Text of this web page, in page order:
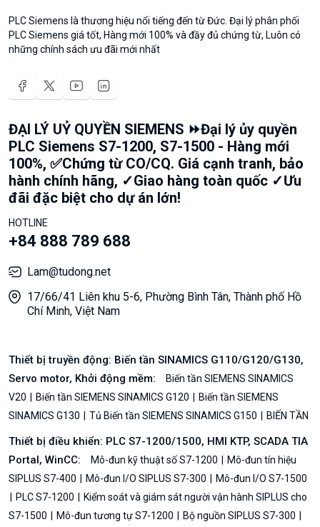
PLC Siemens là thương hiệu nổi tiếng đến từ Đức. Đại lý phân phối
PLC Siemens giá tốt, Hàng mới 100% và đầy đủ chứng từ, Luôn có
những chính sách ưu đãi mới nhất
ĐẠI LÝ UỶ QUYỀN SIEMENS ⏩Đại lý ủy quyền
PLC Siemens S7-1200, S7-1500 - Hàng mới
100%, ✅Chứng từ CO/CQ. Giá cạnh tranh, bảo
hành chính hãng, ✓Giao hàng toàn quốc ✓Ưu
đãi đặc biệt cho dự án lớn!
HOTLINE
+84 888 789 688
Lam@tudong.net
17/66/41 Liên khu 5-6, Phường Bình Tân, Thành phố Hồ
Chí Minh, Việt Nam
Thiết bị truyền động: Biến tần SINAMICS G110/G120/G130,
Servo motor, Khởi động mềm:
Biến tần SIEMENS SINAMICS
V20
Biến tần SIEMENS SINAMICS G120
Biến tần SIEMENS
SINAMICS G130
Tủ Biến tần SIEMENS SINAMICS G150 BIẾN TẦN
Thiết bị điều khiển: PLC S7-1200/1500, HMI KTP, SCADA TIA
Portal, WinCC:
Mô-đun kỹ thuật số S7-1200
Mô-đun tín hiệu
SIPLUS S7-400
Mô-đun I/O SIPLUS S7-300
Mô-đun I/O S7-1500
PLC S7-1200
Kiểm soát và giám sát người vận hành SIPLUS cho
S7-1500
Mô-đun tương tự S7-1200
Bộ nguồn SIPLUS S7-300